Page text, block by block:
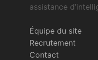
assistance
Équipe du site
Recrutement
Contact